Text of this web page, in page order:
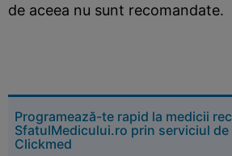
de aceea nu sunt recomandate.
Programează-te rapid la medicii
SfatulMedicului.ro prin serviciul de
Clickmed